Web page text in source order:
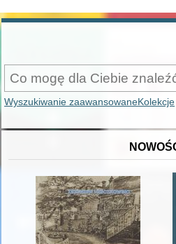
Wyszukiwanie zaawansowaneKolekcje